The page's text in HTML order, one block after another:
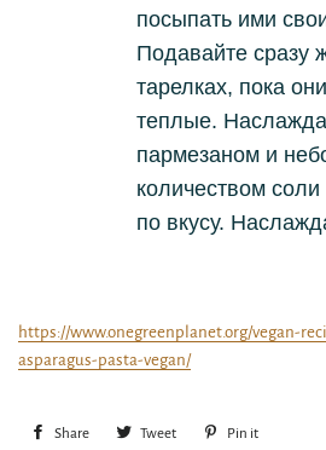
посыпать ими
Подавайте сразу
тарелках, пока они
теплые.
пармезаном и
количеством
по вкусу.
https://www.onegreenplanet.org/vegan-
asparagus-pasta-vegan/
Share Share Tweet Tweet Pin it